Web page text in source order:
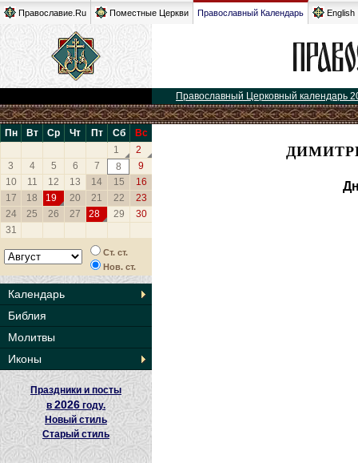
Православие.Ru Поместные Церкви Православный Календарь English
Православный Церковный календарь
Пн Вт Ср Чт Пт Сб
Вс
1
2
3
4 5 6 7 8
9
10
11 12 13 14 15
16
17
18 19 20 21 22
23
24
25 26 27 28 29
30
31
Ст. ст.
Нов. ст.
Календарь
Библия
Молитвы
Иконы
Праздники и посты
в2026 году.
Новый стиль
Старый стиль